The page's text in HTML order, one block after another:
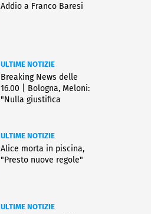
Addio a Franco Baresi
ULTIME NOTIZIE
Breaking News delle
16.00 | Bologna, Meloni:
"Nulla giustifica
ULTIME NOTIZIE
Alice morta in piscina,
"Presto nuove regole"
ULTIME NOTIZIE